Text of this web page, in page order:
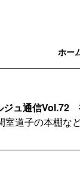
ホー
ジュ通信Vol.72
道子の本棚な